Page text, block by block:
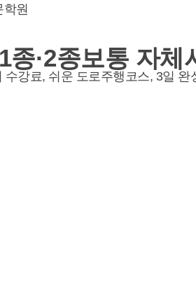
종·2종보통 자체
수강료, 쉬운 도로주행코스, 3일 완